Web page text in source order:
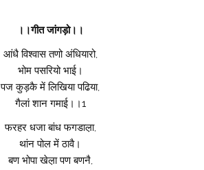
।।गीत जांगड़ो।।
आंधै विश्वास तणो अंधियारो,
भोम पसरियो भाई।
पज कुड़कै में लिखिया पढिया,
गैलां शान गमाई।।1
फरहर धजा बांध फगडाल़ा,
थांन पोल में ठावै।
बण भोपा खेल़ा पण बणनै,